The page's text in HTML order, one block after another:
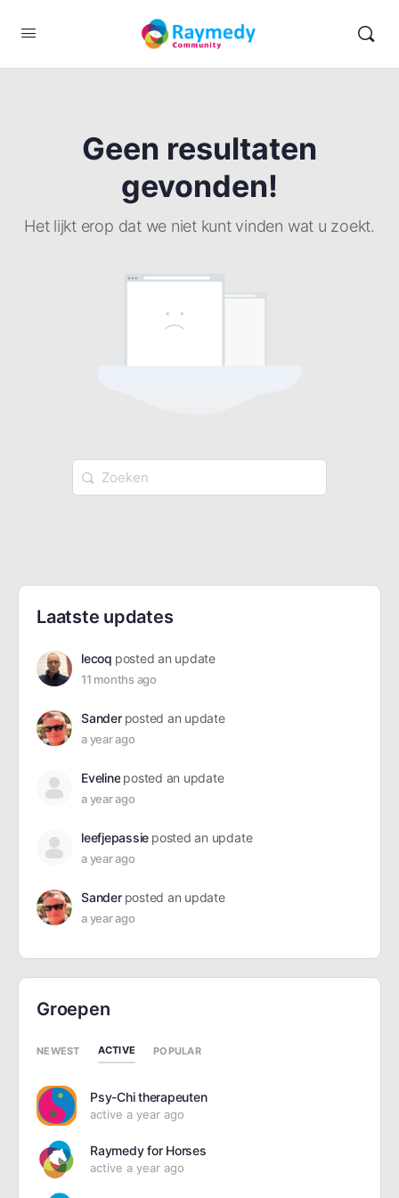
Geen resultaten
gevonden!
Het lijkt erop dat we niet kunt vinden wat u zoekt.
Zoek
naar:
Laatste updates
lecoq posted an update
11 months ago
Sander posted an update
a year ago
Eveline posted an update
a year ago
leefjepassie posted an update
a year ago
Sander posted an update
a year ago
Groepen
NEWEST ACTIVE POPULAR
Psy-Chi therapeuten
active a year ago
Raymedy for Horses
active a year ago